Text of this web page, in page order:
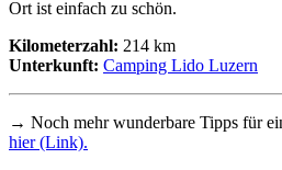
Ort ist einfach zu schön.
Kilometerzahl: 214 km
Unterkunft: Camping Lido Luzern
→ Noch mehr wunderbare Tipps für
hier (Link).